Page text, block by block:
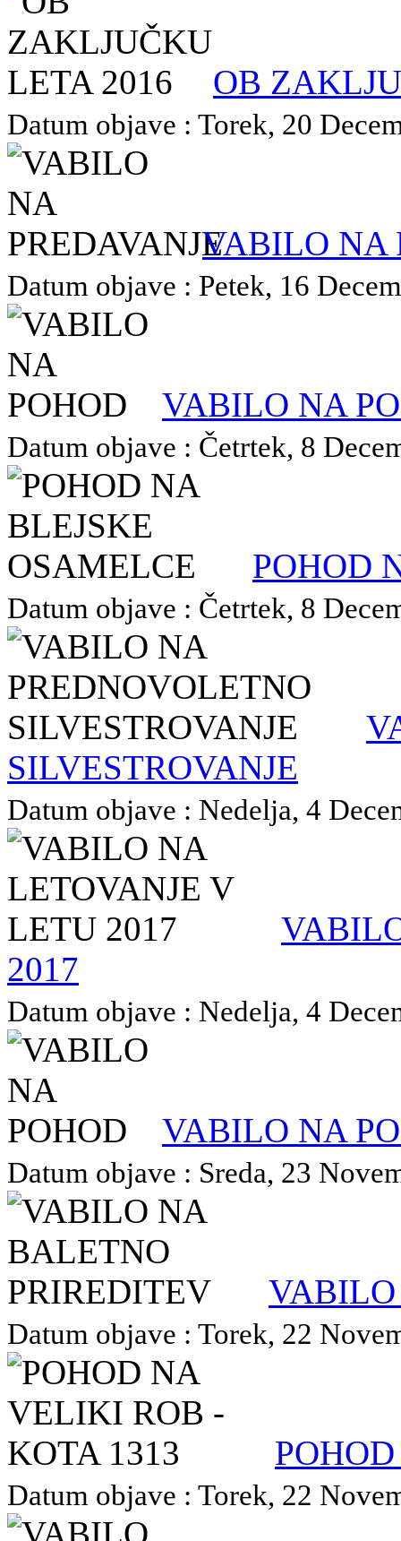
OB
Datum objave : Torek, 20
VABILO NA
Datum objave : Petek, 16
VABILO NA
Datum objave : Četrtek, 8
POHOD
Datum objave : Četrtek, 8
SILVESTROVANJE
Datum objave : Nedelja, 4
2017
Datum objave : Nedelja, 4
VABILO NA
Datum objave : Sreda, 23
Datum objave : Torek, 22
Datum objave : Torek, 22